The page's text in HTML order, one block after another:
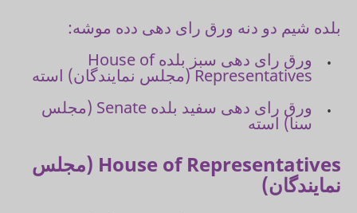
بلده شیم دو دنه ورق رای دهی دده موشه:
ورق رای دهی سبز بلده House of
Representatives (مجلس نمایندگان) استه
ورق رای دهی سفید بلده Senate (مجلس
سنا) استه
House of Representatives (مجلس
نمایندگان)